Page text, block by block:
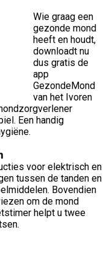
Wie graag een
gezonde mond
heeft en houdt,
downloadt nu
dus gratis de
app
GezondeMond
van het Ivoren
Een handig
voor elektrisch en
tussen de tanden en
Bovendien
om de mond
helpt u twee